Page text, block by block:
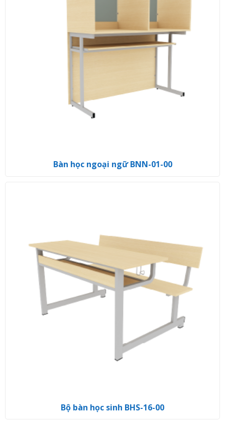
Bàn học ngoại ngữ BNN-01-00
Bộ bàn học sinh BHS-16-00